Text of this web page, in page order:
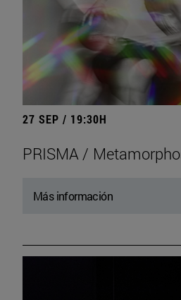
27 SEP / 19:30H
PRISMA /
Más información